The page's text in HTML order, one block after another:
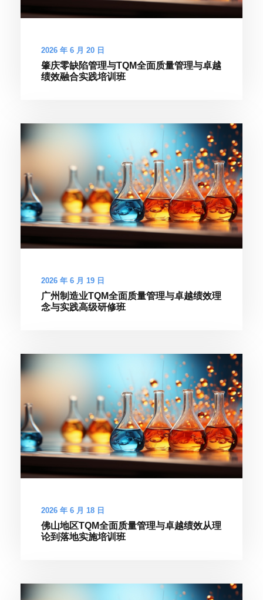
2026 年 6 月 20 日
肇庆零缺陷管理与TQM全面质量管理与卓越
绩效融合实践培训班
2026 年 6 月 19 日
广州制造业TQM全面质量管理与卓越绩效理
念与实践高级研修班
2026 年 6 月 18 日
佛山地区TQM全面质量管理与卓越绩效从理
论到落地实施培训班